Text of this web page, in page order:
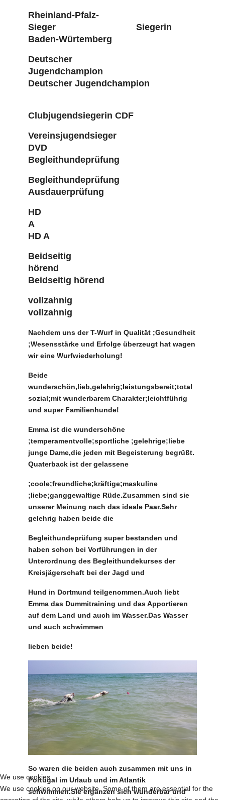
Rheinland-Pfalz-
Sieger Siegerin
Baden-Würtemberg
Deutscher
Jugendchampion
Deutscher Jugendchampion
Clubjugendsiegerin CDF
Vereinsjugendsieger
DVD
Begleithundeprüfung
Begleithundeprüfung
Ausdauerprüfung
HD
A
HD A
Beidseitig
hörend
Beidseitig hörend
vollzahnig
vollzahnig
Nachdem uns der T-Wurf in Qualität ;Gesundheit
;Wesensstärke und Erfolge überzeugt hat wagen
wir eine Wurfwiederholung!
Beide
wunderschön,lieb,gelehrig;leistungsbereit;total
sozial;mit wunderbarem Charakter;leichtführig
und super Familienhunde!
Emma ist die wunderschöne
;temperamentvolle;sportliche ;gelehrige;liebe
junge Dame,die jeden mit Begeisterung begrüßt.
Quaterback ist der gelassene
;coole;freundliche;kräftige;maskuline
;liebe;ganggewaltige Rüde.Zusammen sind sie
unserer Meinung nach das ideale Paar.Sehr
gelehrig haben beide die
Begleithundeprüfung super bestanden und
haben schon bei Vorführungen in der
Unterordnung des Begleithundekurses der
Kreisjägerschaft bei der Jagd und
Hund in Dortmund teilgenommen.Auch liebt
Emma das Dummitraining und das Apportieren
auf dem Land und auch im Wasser.Das Wasser
und auch schwimmen
lieben beide!
So waren die beiden auch zusammen mit uns in
Portugal im Urlaub und im Atlantik
schwimmen.Sie ergänzen sich wunderbar und
We use cookies
We use cookies on our website. Some of them are essential for the